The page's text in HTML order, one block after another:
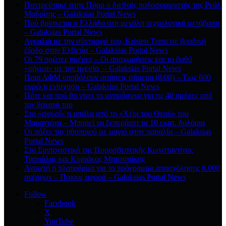
Παντρεύτηκε στην Πάρο ο διεθνής ποδοσφαιριστής της Ρεάλ
Μαδρίτης – Galaksias Portal News
Πού βρίσκεται η Ελλάδα στη μεγάλη τεχνολογική μετάβαση
– Galaksias Portal News
Αγκαλιά με την σύντροφό του, Kristen Toms σε βραδινή
έξοδο στην Ελβετία – Galaksias Portal News
Οι 79 πρώτες ημέρες – Οι αποχωρήσεις και το βαθύ
«ρήγμα» με την ηγεσία – Galaksias Portal News
Ποια ΑΦΜ υποβάλουν αιτήσεις σήμερα (8/08) – Έως 600
ευρώ η ενίσχυση – Galaksias Portal News
Πότε και πού θα γίνει το μνημόσυνο για τις 40 ημέρες από
τον θάνατό του
Στο «σφυρί» η μπάλα από το «Χέρι του Θεού» του
Μαραντόνα – Μπορεί να ξεπεράσει τα 10 εκατ. δολάρια
Οι πόζες της ηθοποιού με μαγιό στην παραλία – Galaksias
Portal News
Στο Συντονιστικό της Πυροσβεστικής Κωνσταντίνος
Τασούλας και Κυριάκος Μητσοτάκης
Ανοιχτή η πλατφόρμα για το πρόγραμμα απασχόλησης 8.000
ανέργων – Ποιους αφορά – Galaksias Portal News
Follow
Facebook
X
YouTube